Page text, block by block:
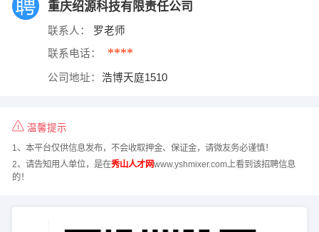
重庆绍源科技有限责任公司
联系人： 罗老师
联系电话： ****
公司地址： 浩博天庭1510
温馨提示
1、本平台仅供信息发布，不会收取押金、保证金，请微友务必谨慎！
2、请告知用人单位，是在秀山人才网www.yshmixer.com上看到该招聘信息
的！